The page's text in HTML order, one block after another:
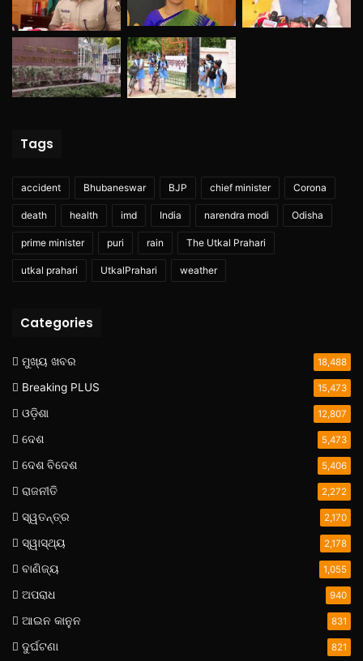
Tags
accident Bhubaneswar BJP chief minister Corona
death health imd India narendra modi Odisha
prime minister puri rain The Utkal Prahari
utkal prahari UtkalPrahari weather
Categories
ମୁଖ୍ୟ ଖବର 18,488
Breaking PLUS 15,473
ଓଡ଼ିଶା 12,807
ଦେଶ 5,473
ଦେଶ ବିଦେଶ 5,406
ରାଜନୀତି 2,272
ସ୍ୱତନ୍ତ୍ର 2,170
ସ୍ୱାସ୍ଥ୍ୟ 2,178
ବାଣିଜ୍ୟ 1,055
ଅପରାଧ 940
ଆଇନ କାନୁନ 831
ଦୁର୍ଘଟଣା 821